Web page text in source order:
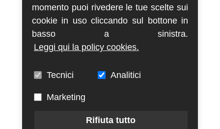
momento puoi rivedere le tue scelte sui
cookie in uso cliccando sul bottone in
basso a sinistra.
Leggi qui la policy cookies.
Tecnici Analitici
Marketing
Rifiuta tutto